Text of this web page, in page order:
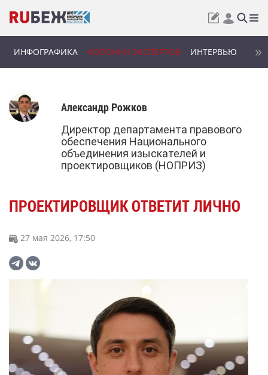
ИНФОГРАФИКА КОЛОНКИ ЭКСПЕРТОВ ИНТЕРВЬЮ
Александр Рожков
Директор департамента правового
обеспечения Национального
объединения изыскателей и
проектировщиков (НОПРИЗ)
ПРОЕКТИРОВЩИК ОТВЕТИТ ЛИЧНО
27 мая 2026, 17:50